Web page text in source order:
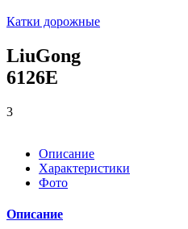
Катки дорожные
LiuGong
6126E
3
Описание
Характеристики
Фото
Описание